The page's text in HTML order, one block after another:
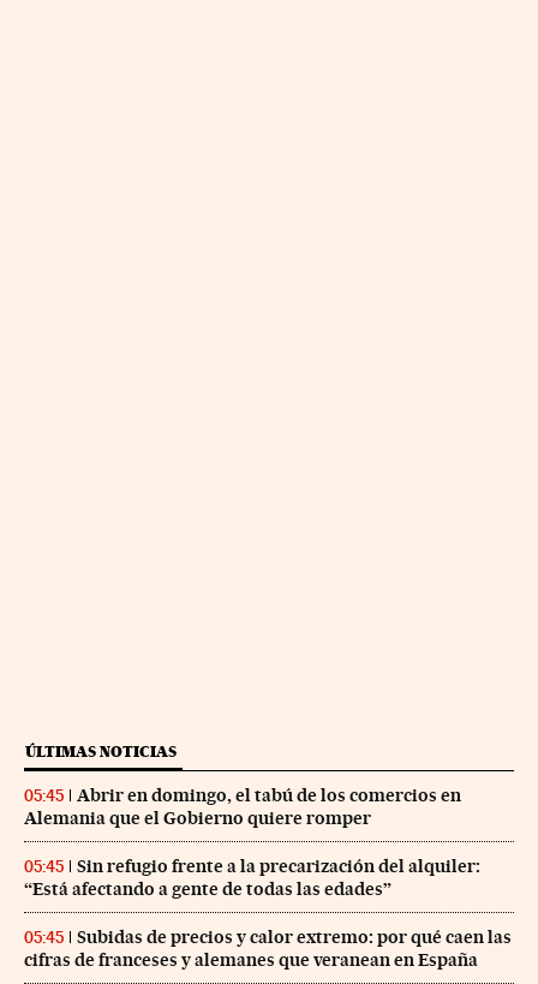
ÚLTIMAS NOTICIAS
05:45
Abrir en domingo, el tabú de los comercios en
Alemania que el Gobierno quiere romper
05:45
Sin refugio frente a la precarización del alquiler:
“Está afectando a gente de todas las edades”
05:45
Subidas de precios y calor extremo: por qué caen las
cifras de franceses y alemanes que veranean en España